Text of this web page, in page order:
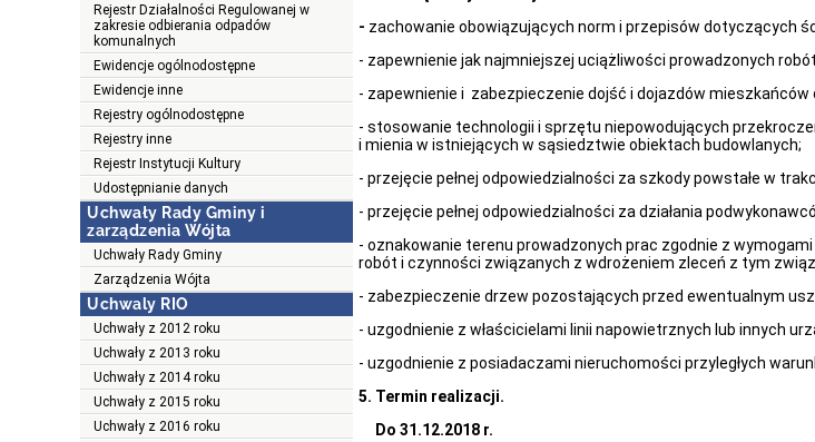
Rejestr Działalności Regulowanej w
zakresie odbierania odpadów
komunalnych
Ewidencje ogólnodostępne
Ewidencje inne
Rejestry ogólnodostępne
Rejestry inne
Rejestr Instytucji Kultury
Udostępnianie danych
Uchwały Rady Gminy i
zarządzenia Wójta
Uchwały Rady Gminy
Zarządzenia Wójta
Uchwaly RIO
Uchwały z 2012 roku
Uchwały z 2013 roku
Uchwały z 2014 roku
Uchwały z 2015 roku
Uchwały z 2016 roku
- zachowanie obowiązujących norm i przepisów dotyczących
- zapewnienie jak najmniejszej uciążliwości prowadzonych
- zapewnienie i zabezpieczenie dojść i dojazdów
- stosowanie technologii i sprzętu niepowodujących
i mienia w istniejących w sąsiedztwie obiektach budowlanych;
- przejęcie pełnej odpowiedzialności za szkody powstałe w
- przejęcie pełnej odpowiedzialności za działania
- oznakowanie terenu prowadzonych prac zgodnie z
robót i czynności związanych z wdrożeniem zleceń z tym
- zabezpieczenie drzew pozostających przed ewentualnym
- uzgodnienie z właścicielami linii napowietrznych lub innych
- uzgodnienie z posiadaczami nieruchomości przyległych
5. Termin realizacji.
Do 31.12.2018 r.